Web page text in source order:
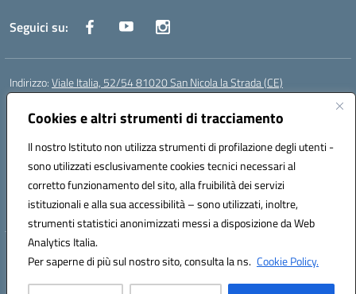
Cookies e altri strumenti di tracciamento
Il nostro Istituto non utilizza strumenti di profilazione degli utenti -
sono utilizzati esclusivamente cookies tecnici necessari al
corretto funzionamento del sito, alla fruibilità dei servizi
istituzionali e alla sua accessibilità – sono utilizzati, inoltre,
strumenti statistici anonimizzati messi a disposizione da Web
Analytics Italia.
Per saperne di più sul nostro sito, consulta la ns. Cookie Policy.
Seguici su:
Indirizzo:Viale Italia, 52/54 81020 San Nicola la Strada (CE)
Centralino:
Posta elettronica certificata (PEC):ceic86700d@pec.istruzione.it
Codice fiscale: 93081990611
Codice meccanografico:CEIC86700D
Codice Indice delle Pubbliche Amministrazioni (IPA): istsc_ceic86700d
Codice unico di fatturazione (CUF): XLWGV9
Hosting & Powered by 3D Solution S.r.l.
Concept & Design by Designers Italia